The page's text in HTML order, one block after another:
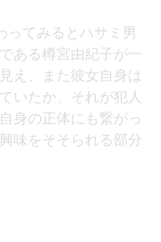
ってみるとハサミ男
ある樽宮由紀子が一
え、また彼女自身は
いたか、それが犯人
身の正体にも繋がっ
味をそそられる部分